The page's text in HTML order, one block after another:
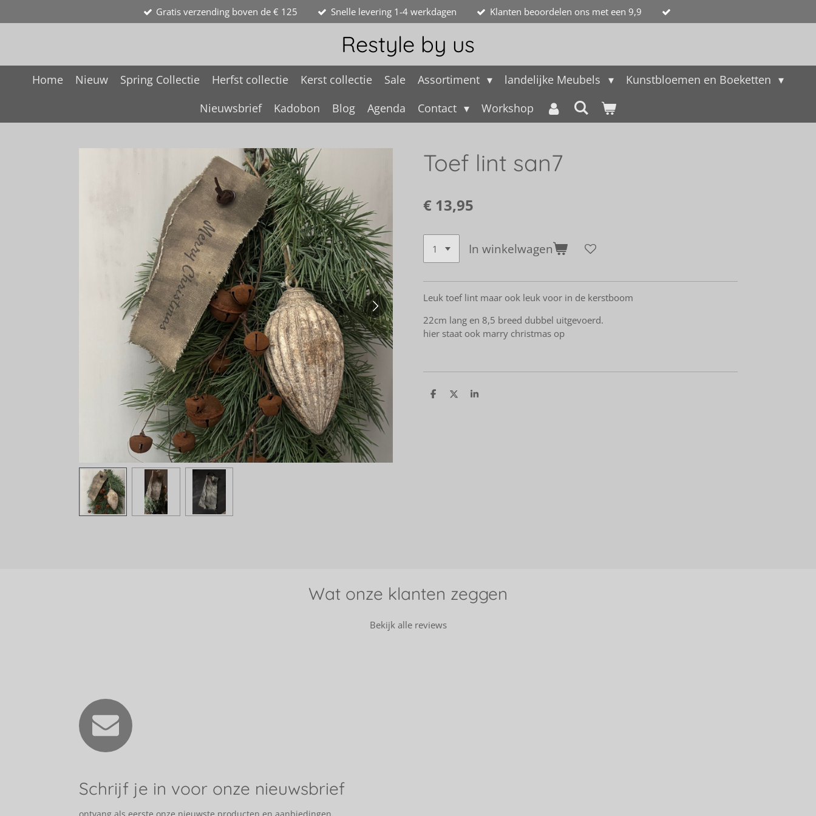
direct
hoofdinhoud
Gratis verzending boven de € 125 Snelle levering 1-4 werkdagen Klanten beoordelen ons met een 9,9
Restyle by us
Home Nieuw Spring Collectie Herfst collectie Kerst collectie Sale Assortiment landelijke Meubels
Kunstbloemen en Boeketten
Nieuwsbrief
Kadobon Blog Agenda Contact Workshop
Toef lint san7
€ 13,95
In winkelwagen
Leuk toef lint maar ook leuk voor in de kerstboom
22cm lang en 8,5 breed dubbel uitgevoerd.
hier staat ook marry christmas op
D
D
S
Wat onze klanten zeggen
Bekijk alle reviews
Schrijf je in voor onze nieuwsbrief